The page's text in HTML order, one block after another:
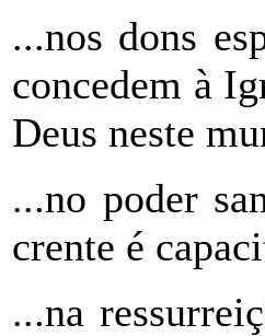
...nos dons
concedem à
Deus neste
...no poder
crente é
...na